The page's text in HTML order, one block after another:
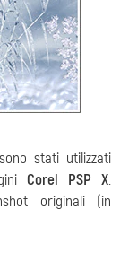
stati utilizzati
Corel PSP X.
originali (in